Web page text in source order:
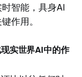
智能，具身AI
作用。
实世界AI中的作